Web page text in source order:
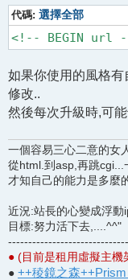
代碼: 選擇全部
<!-- BEGIN url
如果你使用的風格
修改..
然後每次升級時,可
一個容易三心二意的女
從html.到asp,再跳cgi...
才知自己的能力是多麼
近況:站長的心變成浮
目標:努力活下去,....^^"
● (目前是租用虛擬主機
● ++稜鏡之森